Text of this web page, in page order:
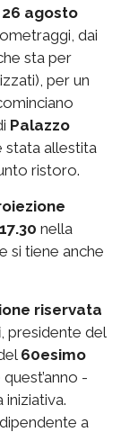
26 agosto
dai
sta per
per un
Palazzo
stata allestita
ristoro.
17.30 nella
si tiene anche
riservata
, presidente del
60esimo
-
a